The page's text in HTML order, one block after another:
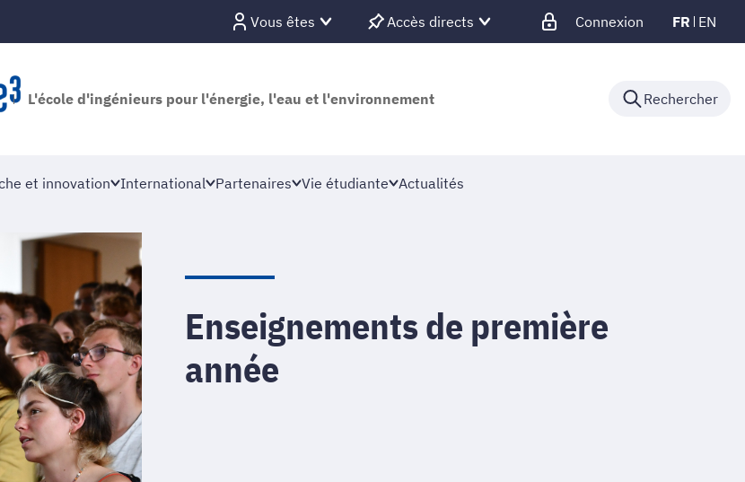
Vous êtes Accès directs Connexion FR EN
L'école d'ingénieurs pour l'énergie, l'eau et l'environnement Rechercher
et innovation International Partenaires Vie étudiante Actualités
Enseignements de première
année